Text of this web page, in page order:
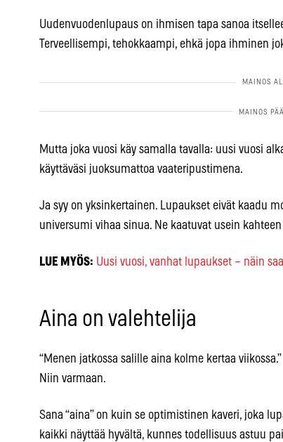
Uudenvuodenlupaus on ihmisen tapa sanoa
Terveellisempi, tehokkaampi, ehkä jopa ihminen
Mutta joka vuosi käy samalla tavalla: uusi vuosi
käyttäväsi juoksumattoa vaateripustimena.
Ja syy on yksinkertainen. Lupaukset eivät kaadu
universumi vihaa sinua. Ne kaatuvat usein
LUE MYÖS: Uusi vuosi, vanhat lupaukset – näin
Aina on valehtelija
“Menen jatkossa salille aina kolme kertaa
Niin varmaan.
Sana “aina” on kuin se optimistinen kaveri, joka
kaikki näyttää hyvältä, kunnes todellisuus astuu